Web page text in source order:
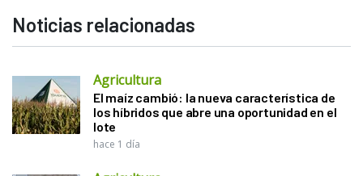
Noticias relacionadas
Agricultura
El maíz cambió: la nueva característica de
los híbridos que abre una oportunidad en el
lote
hace 1 día